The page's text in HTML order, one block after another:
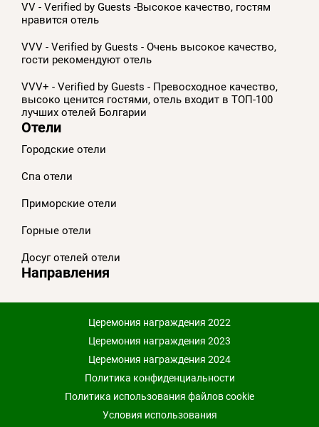
VV - Verified by Guests -Высокое качество, гостям
нравится отель
VVV - Verified by Guests - Очень высокое качество,
гости рекомендуют отель
VVV+ - Verified by Guests - Превосходное качество,
высоко ценится гостями, отель входит в ТОП-100
лучших отелей Болгарии
Отели
Городские отели
Спа отели
Приморскиe отели
Горные отели
Досуг отелей отели
Направления
Церемония награждения 2022
Церемония награждения 2023
Церемония награждения 2024
Политика конфиденциальности
Политика использования файлов cookie
Условия использования